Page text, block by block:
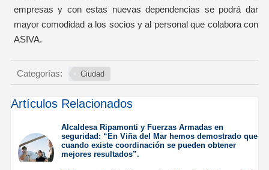
empresas y con estas nuevas dependencias se podrá dar
mayor comodidad a los socios y al personal que colabora con
ASIVA.
Categorías: Ciudad
Artículos Relacionados
Alcaldesa Ripamonti y Fuerzas Armadas en
seguridad: “En Viña del Mar hemos demostrado que
cuando existe coordinación se pueden obtener
mejores resultados”.